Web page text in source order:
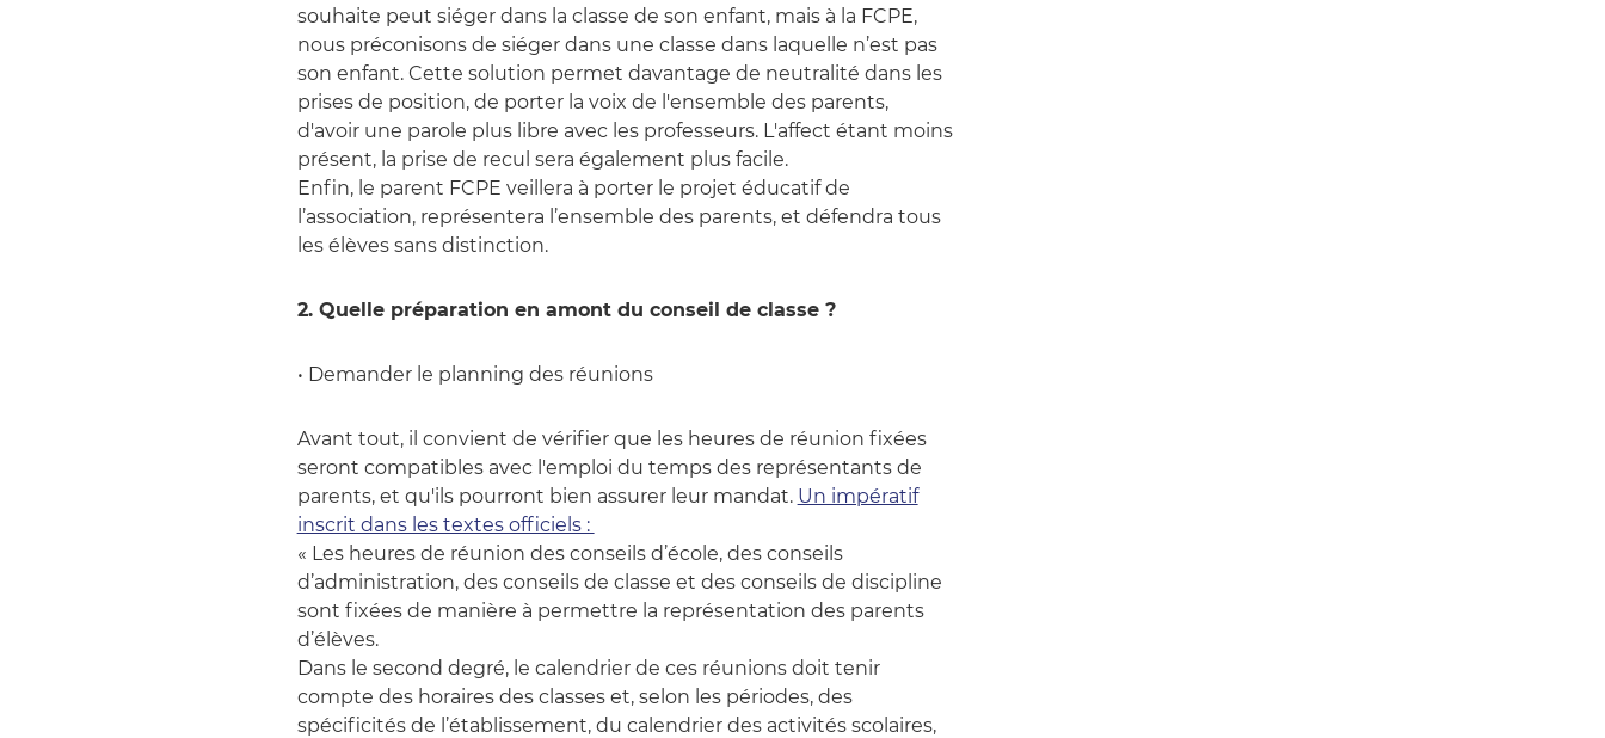
souhaite peut siéger dans la classe de son enfant, mais à la FCPE,
nous préconisons de siéger dans une classe dans laquelle n’est pas
son enfant. Cette solution permet davantage de neutralité dans les
prises de position, de porter la voix de l'ensemble des parents,
d'avoir une parole plus libre avec les professeurs. L'affect étant moins
présent, la prise de recul sera également plus facile.
Enfin, le parent FCPE veillera à porter le projet éducatif de
l’association, représentera l’ensemble des parents, et défendra tous
les élèves sans distinction.
2. Quelle préparation en amont du conseil de classe ?
• Demander le planning des réunions
Avant tout, il convient de vérifier que les heures de réunion fixées
seront compatibles avec l'emploi du temps des représentants de
parents, et qu'ils pourront bien assurer leur mandat. Un impératif
inscrit dans les textes officiels :
« Les heures de réunion des conseils d’école, des conseils
d’administration, des conseils de classe et des conseils de discipline
sont fixées de manière à permettre la représentation des parents
d’élèves.
Dans le second degré, le calendrier de ces réunions doit tenir
compte des horaires des classes et, selon les périodes, des
spécificités de l’établissement, du calendrier des activités scolaires,